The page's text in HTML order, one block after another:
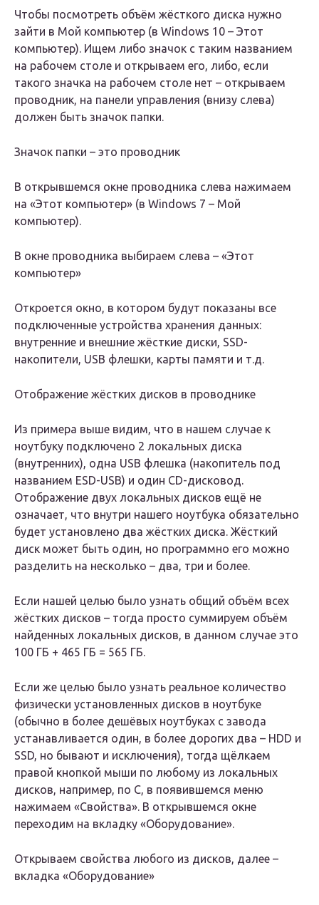
Чтобы посмотреть объём жёсткого диска нужно
зайти в Мой компьютер (в Windows 10 – Этот
компьютер). Ищем либо значок с таким названием
на рабочем столе и открываем его, либо, если
такого значка на рабочем столе нет – открываем
проводник, на панели управления (внизу слева)
должен быть значок папки.
Значок папки – это проводник
В открывшемся окне проводника слева нажимаем
на «Этот компьютер» (в Windows 7 – Мой
компьютер).
В окне проводника выбираем слева – «Этот
компьютер»
Откроется окно, в котором будут показаны все
подключенные устройства хранения данных:
внутренние и внешние жёсткие диски, SSD-
накопители, USB флешки, карты памяти и т.д.
Отображение жёстких дисков в проводнике
Из примера выше видим, что в нашем случае к
ноутбуку подключено 2 локальных диска
(внутренних), одна USB флешка (накопитель под
названием ESD-USB) и один CD-дисковод.
Отображение двух локальных дисков ещё не
означает, что внутри нашего ноутбука обязательно
будет установлено два жёстких диска. Жёсткий
диск может быть один, но программно его можно
разделить на несколько – два, три и более.
Если нашей целью было узнать общий объём всех
жёстких дисков – тогда просто суммируем объём
найденных локальных дисков, в данном случае это
100 ГБ + 465 ГБ = 565 ГБ.
Если же целью было узнать реальное количество
физически установленных дисков в ноутбуке
(обычно в более дешёвых ноутбуках с завода
устанавливается один, в более дорогих два – HDD и
SSD, но бывают и исключения), тогда щёлкаем
правой кнопкой мыши по любому из локальных
дисков, например, по С, в появившемся меню
нажимаем «Свойства». В открывшемся окне
переходим на вкладку «Оборудование».
Открываем свойства любого из дисков, далее –
вкладка «Оборудование»